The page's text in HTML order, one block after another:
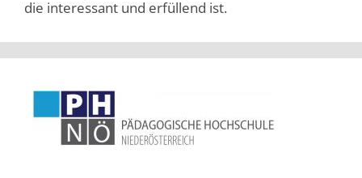
die interessant und erfüllend ist.